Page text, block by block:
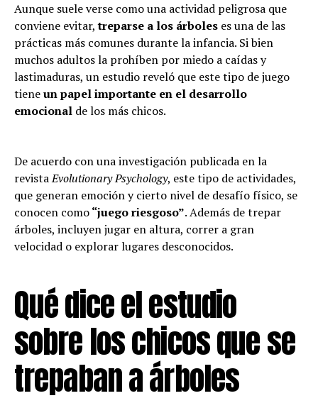
Aunque suele verse como una actividad peligrosa que
conviene evitar,treparse a los árboles es una de las
prácticas más comunes durante la infancia. Si bien
muchos adultos la prohíben por miedo a caídas y
lastimaduras, un estudio reveló que este tipo de juego
tieneun papel importante en el desarrollo
emocional de los más chicos.
De acuerdo con una investigación publicada en la
revistaEvolutionary Psychology, este tipo de actividades,
que generan emoción y cierto nivel de desafío físico, se
conocen como“juego riesgoso”. Además de trepar
árboles, incluyen jugar en altura, correr a gran
velocidad o explorar lugares desconocidos.
Qué dice el estudio
sobre los chicos que se
trepaban a árboles